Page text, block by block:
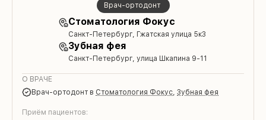
врач-ортодонт
Стоматология Фокус
Санкт-Петербург, Гжатская улица 5к3
Зубная фея
Санкт-Петербург, улица Шкапина 9-11
О ВРАЧЕ
врач-ортодонт в Стоматология Фокус, Зубная фея
Приём пациентов: